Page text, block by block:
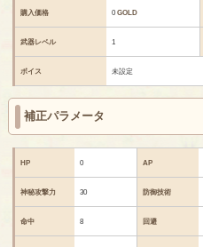
購入価格 0GOLD
武器レベル 1
ボイス 未設定
補正パラメータ
HP 0 AP
神秘攻撃力 30 防御技術
命中 8 回避